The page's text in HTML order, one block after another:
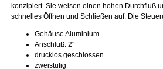
konzipiert. Sie weisen einen hohen Durchfluß
schnelles Öffnen und Schließen auf. Die
Gehäuse Aluminium
Anschluß: 2"
drucklos geschlossen
zweistufig